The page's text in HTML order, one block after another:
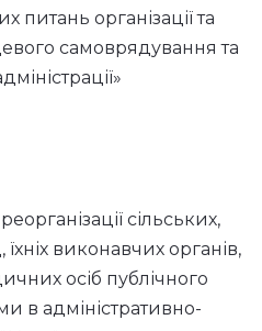
організації та
самоврядування та
сільських,
виконавчих органів,
осіб публічного
в адміністративно-